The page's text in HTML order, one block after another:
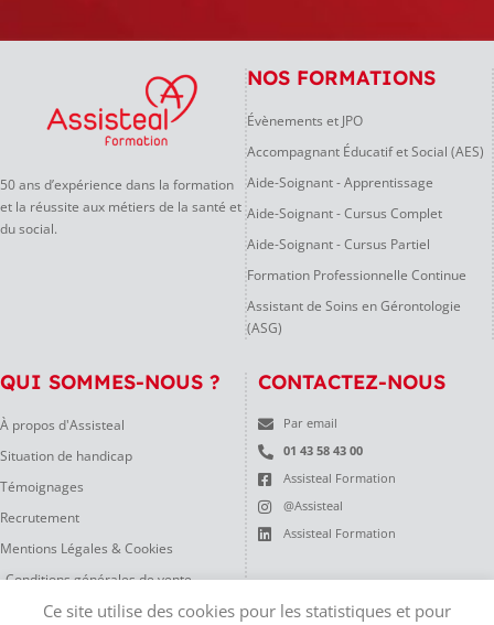
Ce site utilise des cookies pour les statistiques et pour
50 ans d’expérience dans la formation
et la réussite aux métiers de la santé et
du social.
NOS FORMATIONS
Évènements et JPO
Accompagnant Éducatif et Social (AES)
Aide-Soignant - Apprentissage
Aide-Soignant - Cursus Complet
Aide-Soignant - Cursus Partiel
Formation Professionnelle Continue
Assistant de Soins en Gérontologie
(ASG)
QUI SOMMES-NOUS ?
À propos d'Assisteal
Situation de handicap
Témoignages
Recrutement
Mentions Légales & Cookies
Conditions générales de vente
Règlement Intérieur
CONTACTEZ-NOUS
Par email
01 43 58 43 00
Assisteal Formation
@Assisteal
Assisteal Formation